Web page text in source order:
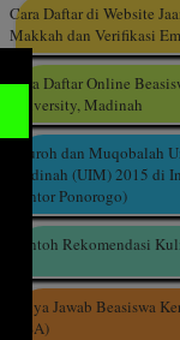
Cara Daftar di Website
Makkah dan Verifikasi
Cara Daftar Online
University, Madinah
Dauroh dan Muqobalah
Madinah (UIM) 2015 di
Gontor Ponorogo)
Contoh Rekomendasi
Tanya Jawab Beasiswa
(KSA)